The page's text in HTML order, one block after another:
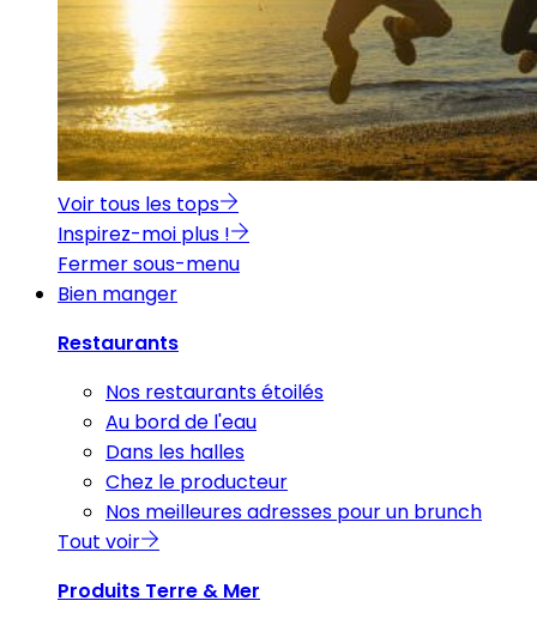
Voir tous les tops
Inspirez-moi plus !
Fermer sous-menu
Bien manger
Restaurants
Nos restaurants étoilés
Au bord de l'eau
Dans les halles
Chez le producteur
Nos meilleures adresses pour un brunch
Tout voir
Produits Terre & Mer